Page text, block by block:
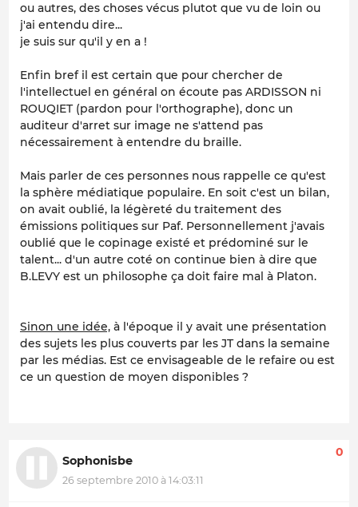
ou autres, des choses vécus plutot que vu de loin ou
j'ai entendu dire...
je suis sur qu'il y en a !
Enfin bref il est certain que pour chercher de
l'intellectuel en général on écoute pas ARDISSON ni
ROUQIET (pardon pour l'orthographe), donc un
auditeur d'arret sur image ne s'attend pas
nécessairement à entendre du braille.
Mais parler de ces personnes nous rappelle ce qu'est
la sphère médiatique populaire. En soit c'est un bilan,
on avait oublié, la légèreté du traitement des
émissions politiques sur Paf. Personnellement j'avais
oublié que le copinage existé et prédominé sur le
talent... d'un autre coté on continue bien à dire que
B.LEVY est un philosophe ça doit faire mal à Platon.
Sinon une idée, à l'époque il y avait une présentation
des sujets les plus couverts par les JT dans la semaine
par les médias. Est ce envisageable de le refaire ou est
ce un question de moyen disponibles ?
Sophonisbe
26 septembre 2010 à 14:03:11
0